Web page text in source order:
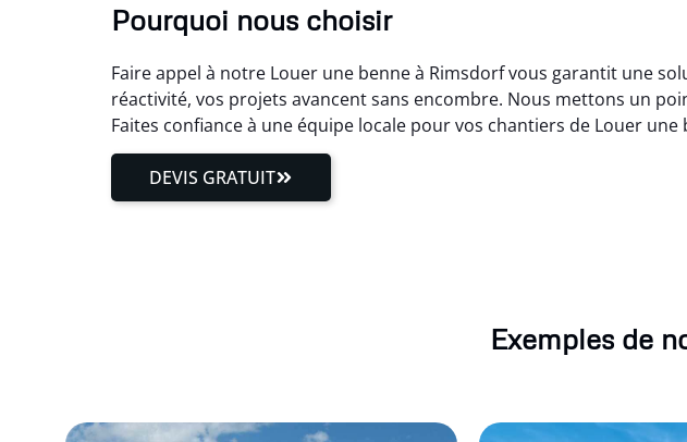
Pourquoi nous choisir
Faire appel à notre Louer une benne à Rimsdorf vous garantit une
réactivité, vos projets avancent sans encombre. Nous mettons un
Faites confiance à une équipe locale pour vos chantiers de Louer une
DEVIS GRATUIT
Exemples de